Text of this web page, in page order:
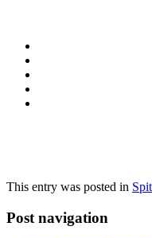
This entry was posted in
Post navigation